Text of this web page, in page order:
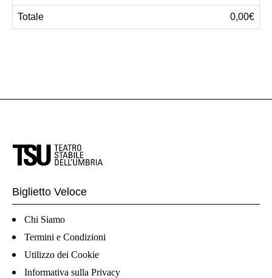
Totale 0,00€
Biglietto Veloce
Chi Siamo
Termini e Condizioni
Utilizzo dei Cookie
Informativa sulla Privacy